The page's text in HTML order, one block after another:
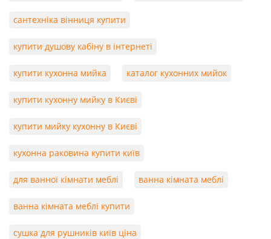
сантехніка вінниця купити
купити душову кабіну в інтернеті
купити кухонна мийка каталог кухонних мийок
купити кухонну мийку в Києві
купити мийку кухонну в Києві
кухонна раковина купити київ
для ванної кімнати меблі ванна кімната меблі
ванна кімната меблі купити
сушка для рушників київ ціна